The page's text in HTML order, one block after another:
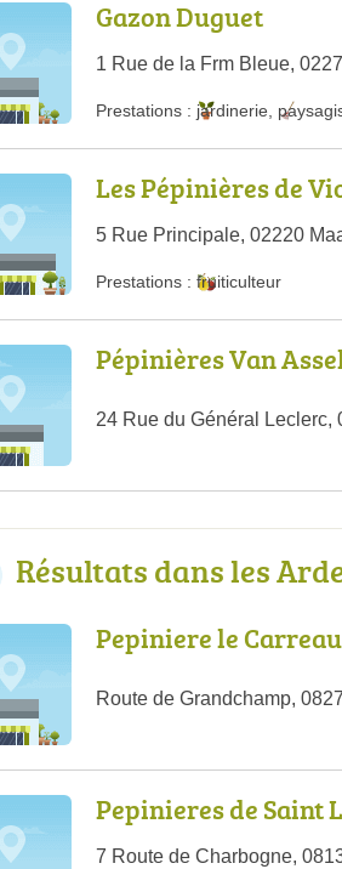
Gazon Duguet
1 Rue de la Frm Bleue,
Prestations : jardinerie
Les Pépinières de
5 Rue Principale, 02220
Prestations : fruiticulteur
Pépinières Van
24 Rue du Général Leclerc,
Résultats dans les
Pepiniere le Carreau
Route de Grandchamp,
Pepinieres de Saint
7 Route de Charbogne,